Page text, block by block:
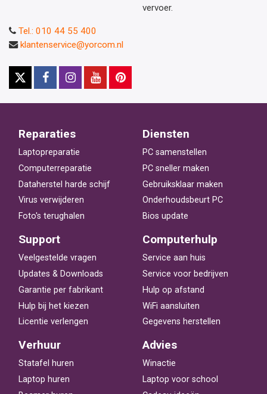
vervoer.
Tel.: 010 44 55 400
klantenservice@yorcom.nl
Reparaties
Laptopreparatie
Computerreparatie
Dataherstel harde schijf
Virus verwijderen
Foto's terughalen
Diensten
PC samenstellen
PC sneller maken
Gebruiksklaar maken
Onderhoudsbeurt PC
Bios update
Support
Veelgestelde vragen
Updates & Downloads
Garantie per fabrikant
Hulp bij het kiezen
Licentie verlengen
Computerhulp
Service aan huis
Service voor bedrijven
Hulp op afstand
WiFi aansluiten
Gegevens herstellen
Verhuur
Statafel huren
Laptop huren
Advies
Winactie
Laptop voor school